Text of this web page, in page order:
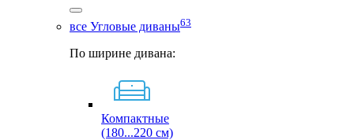
все Угловые диваны63
По ширине дивана:
Компактные
(180...220 см)